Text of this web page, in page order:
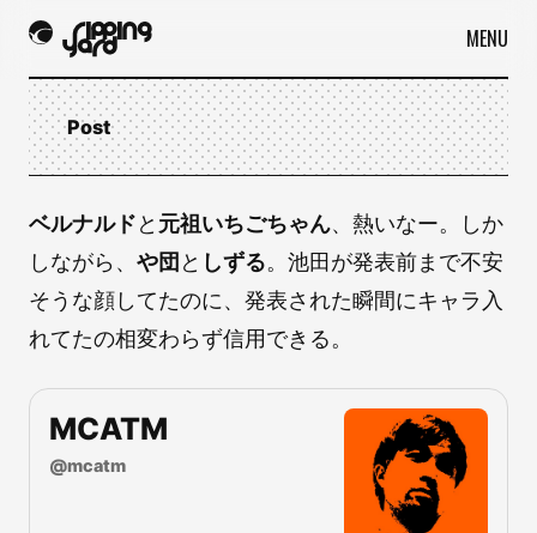
MENU
Post
ベルナルドと 元祖いちごちゃん、熱いなー。しか
しながら、 や団 と しずる。池田が発表前まで不安
そうな顔してたのに、発表された瞬間にキャラ入
れてたの相変わらず信用できる。
MCATM
@mcatm